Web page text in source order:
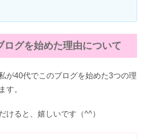
ログを始めた理由について
が40代でこのブログを始めた3つの理
す。
けると、嬉しいです（^^）